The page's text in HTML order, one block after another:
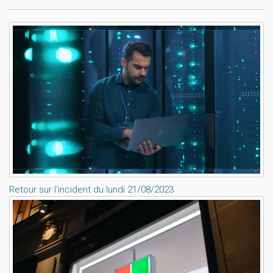
Lisez aussi:
Retour sur l'incident du lundi 21/08/2023